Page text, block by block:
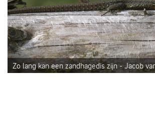
Zo lang kan een zandhagedis zijn - Jacob